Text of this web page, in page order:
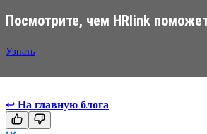
Посмотрите, чем HRlink
Узнать
↩ На главную блога